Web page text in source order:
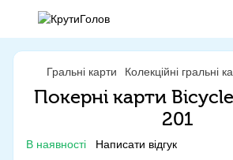
Гральні карти Колекційні гральні
Покерні карти
201
В наявності Написати відгук